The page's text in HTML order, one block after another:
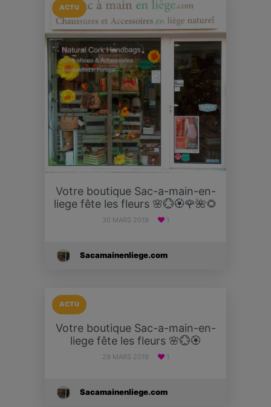
ACTU
Votre boutique Sac-a-main-en-
liege fête les fleurs 🌸💮🏵🌹🌺🌻
30 MARS 2019 1
Sacamainenliege.com
ACTU
Votre boutique Sac-a-main-en-
liege fête les fleurs 🌸💮🏵
29 MARS 2019 1
Sacamainenliege.com